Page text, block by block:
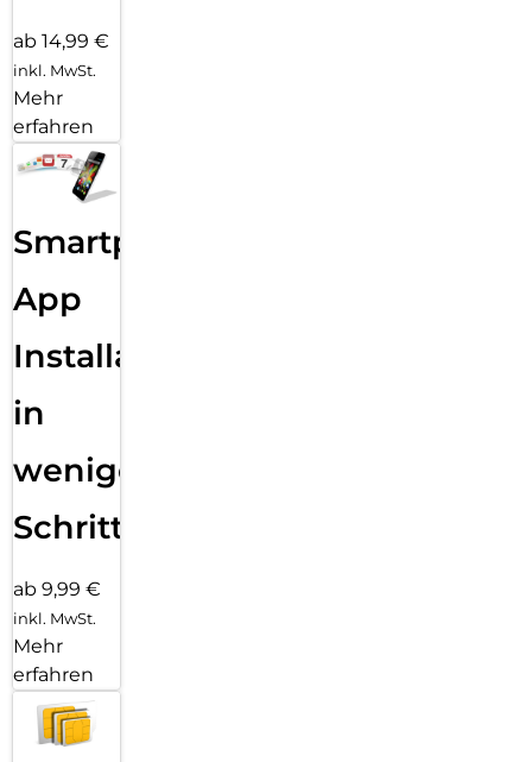
ab 14,99 €
inkl. MwSt.
Mehr
erfahren
Smartphone
App
Installation
in
wenigen
Schritten
ab 9,99 €
inkl. MwSt.
Mehr
erfahren